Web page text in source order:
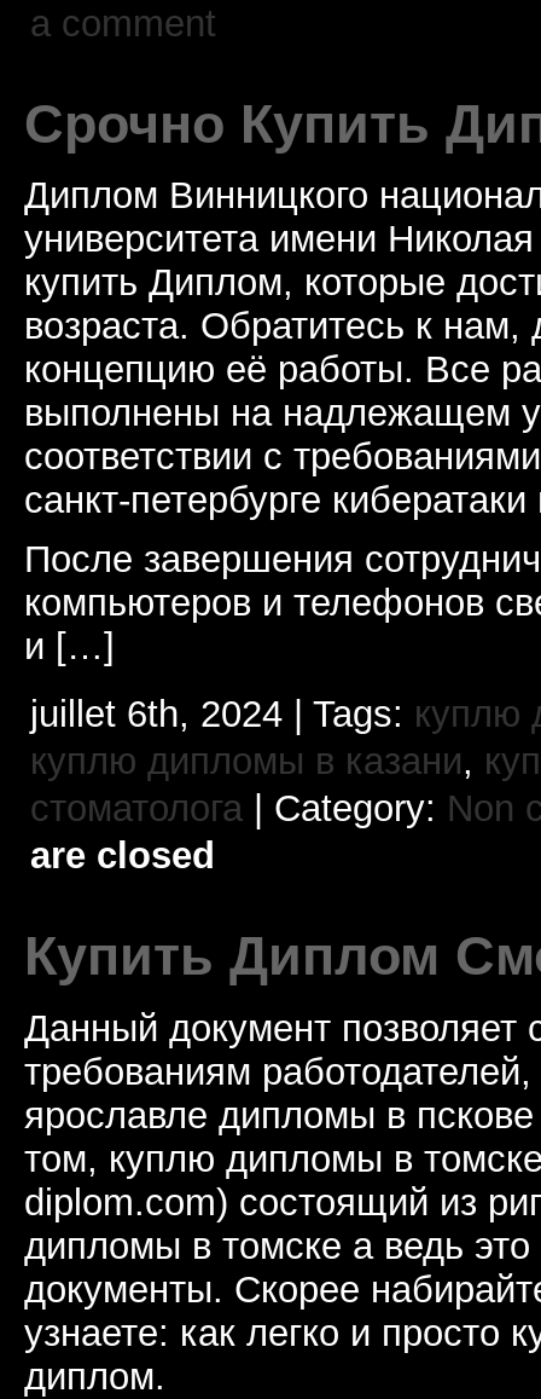
a comment
Срочно Купить
Диплом Винницкого
университета имени
купить Диплом, которые
возраста. Обратитесь к нам,
концепцию её работы. Все
выполнены на надлежащем
соответствии с
санкт-петербурге кибератаки
После завершения
компьютеров и телефонов
и […]
juillet 6th, 2024 | Tags: куплю
куплю дипломы в казани,
стоматолога| Category: Non
are closed
Купить Диплом
Данный документ позволяет
требованиям
ярославле дипломы в
том, куплю дипломы в
diplom.com) состоящий из
дипломы в томске а ведь
документы. Скорее
узнаете: как легко и просто
диплом.